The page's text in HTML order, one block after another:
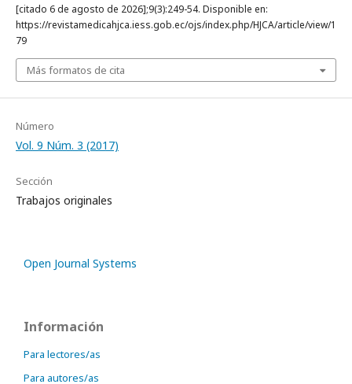
[citado 6 de agosto de 2026];9(3):249-54. Disponible en:
https://revistamedicahjca.iess.gob.ec/ojs/index.php/HJCA/article/view/1
79
Más formatos de cita
Número
Vol. 9 Núm. 3 (2017)
Sección
Trabajos originales
Open Journal Systems
Información
Para lectores/as
Para autores/as